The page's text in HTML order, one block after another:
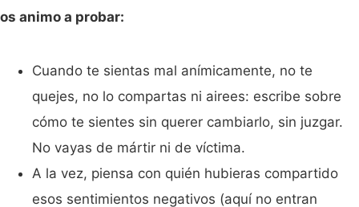
os animo a probar:
Cuando te sientas mal anímicamente, no te
quejes, no lo compartas ni airees: escribe sobre
cómo te sientes sin querer cambiarlo, sin juzgar.
No vayas de mártir ni de víctima.
A la vez, piensa con quién hubieras compartido
esos sentimientos negativos (aquí no entran